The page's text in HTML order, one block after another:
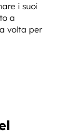
i suoi
a
volta per